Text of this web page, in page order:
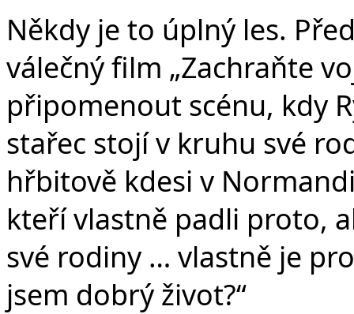
Někdy je to úplný les.
válečný film „Zachraňte
připomenout scénu, kdy
stařec stojí v kruhu své
hřbitově kdesi v
kteří vlastně padli proto,
své rodiny … vlastně je
jsem dobrý život?“